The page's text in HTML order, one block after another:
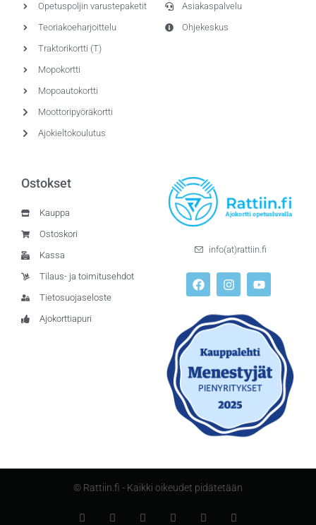
Opetuspoljin varustepaketit
Teoriakoeharjoittelu
Traktorikortti (T)
Mopokortti
Mopoautokortti
Moottoripyöräkortti
Ajokieltokoulutus
Asiakaspalvelu
Ohjekeskus
Ostokset
Kauppa
Ostoskori
Kassa
Tilaus- ja toimitusehdot
Tietosuojaseloste
Ajokorttiapuri
info(at)rattiin.fi
© Rattiin.fi - Kaikki oikeudet pidätetään